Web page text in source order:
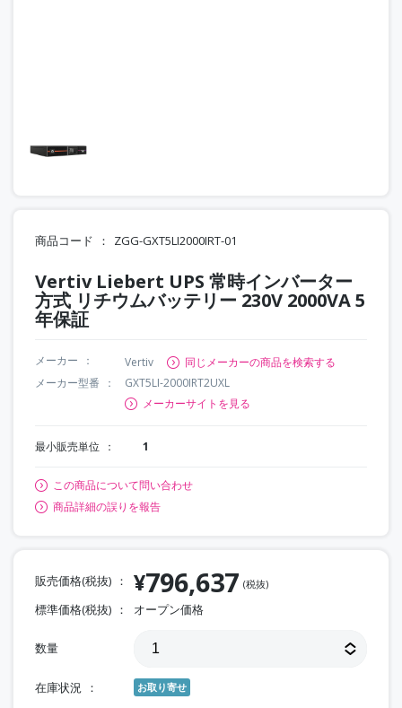
商品コード ZGG-GXT5LI2000IRT-01
Vertiv Liebert UPS 常時インバーター
方式 リチウムバッテリー 230V 2000VA 5
年保証
メーカー Vertiv
同じメーカーの商品を検索する
メーカー型番
GXT5LI-2000IRT2UXL
メーカーサイトを見る
最小販売単位 1
この商品について問い合わせ
商品詳細の誤りを報告
販売価格(税抜) ¥796,637 (税抜)
標準価格(税抜) オープン価格
数量
在庫状況 お取り寄せ